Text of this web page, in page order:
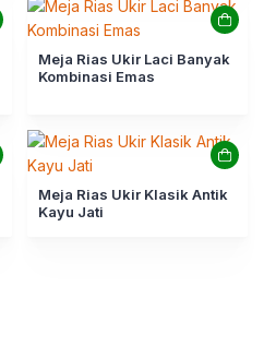
Meja Rias Ukir Laci Banyak
Kombinasi Emas
Meja Rias Ukir Klasik Antik
Kayu Jati